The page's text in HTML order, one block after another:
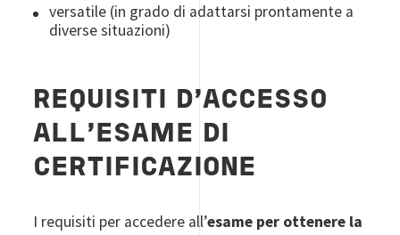
versatile (in grado di adattarsi prontamente a
diverse situazioni)
REQUISITI D’ACCESSO
ALL’ESAME DI
CERTIFICAZIONE
I requisiti per accedere all’esame per ottenere la